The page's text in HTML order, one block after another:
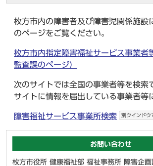
枚方市内の障害者及び障害児関係施設
のページをご覧ください。
枚方市内指定障害福祉サービス事業者
監査課のページ）
次のサイトでは全国の事業者等を検索
サイトに情報を届出している事業者等
障害福祉サービス事業所検索 別ウインドウ
お問い合わせ
枚方市役所 健康福祉部 福祉事務所 障害企画